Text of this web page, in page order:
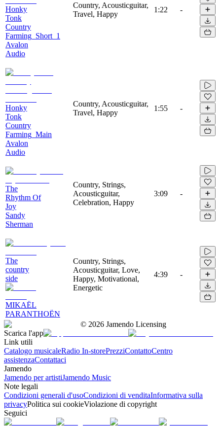
Honky
Tonk
Country
Farming_Short_1
Avalon
Audio
Country, Acousticguitar,
Travel, Happy
1:22 -
Honky
Tonk
Country
Farming_Main
Avalon
Audio
Country, Acousticguitar,
Travel, Happy
1:55 -
The
Rhythm Of
Joy
Sandy
Sherman
Country, Strings,
Acousticguitar,
Celebration, Happy
3:09 -
The
country
side
MIKAËL
PARANTHOËN
Country, Strings,
Acousticguitar, Love,
Happy, Motivational,
Energetic
4:39 -
© 2026 Jamendo Licensing
Scarica l'app
Link utili
Catalogo musicaleRadio In-storePrezziContattoCentro
assistenzaContattaci
Jamendo
Jamendo per artistiJamendo Music
Note legali
Condizioni generali d'usoCondizioni di venditaInformativa sulla
privacyPolitica sui cookieViolazione di copyright
Seguici